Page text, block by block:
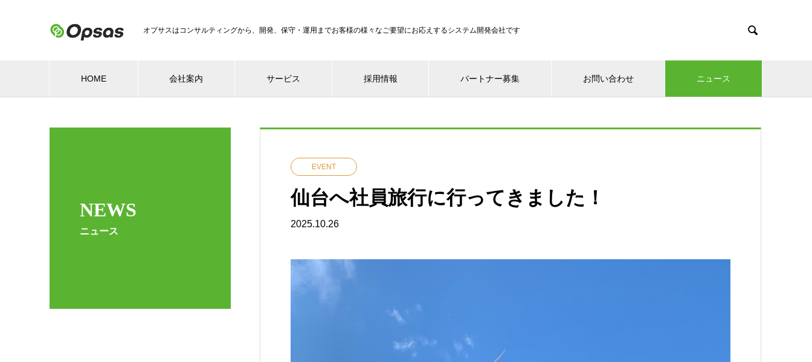
オプサスはコンサルティングから、開発、保守・運用までお客様の様々なご要望にお応えするシステム開発会社です 
HOME 会社案内 サービス 採用情報 パートナー募集 お問い合わせ ニュース
NEWS
ニュース
EVENT
仙台へ社員旅行に行ってきました！
2025.10.26